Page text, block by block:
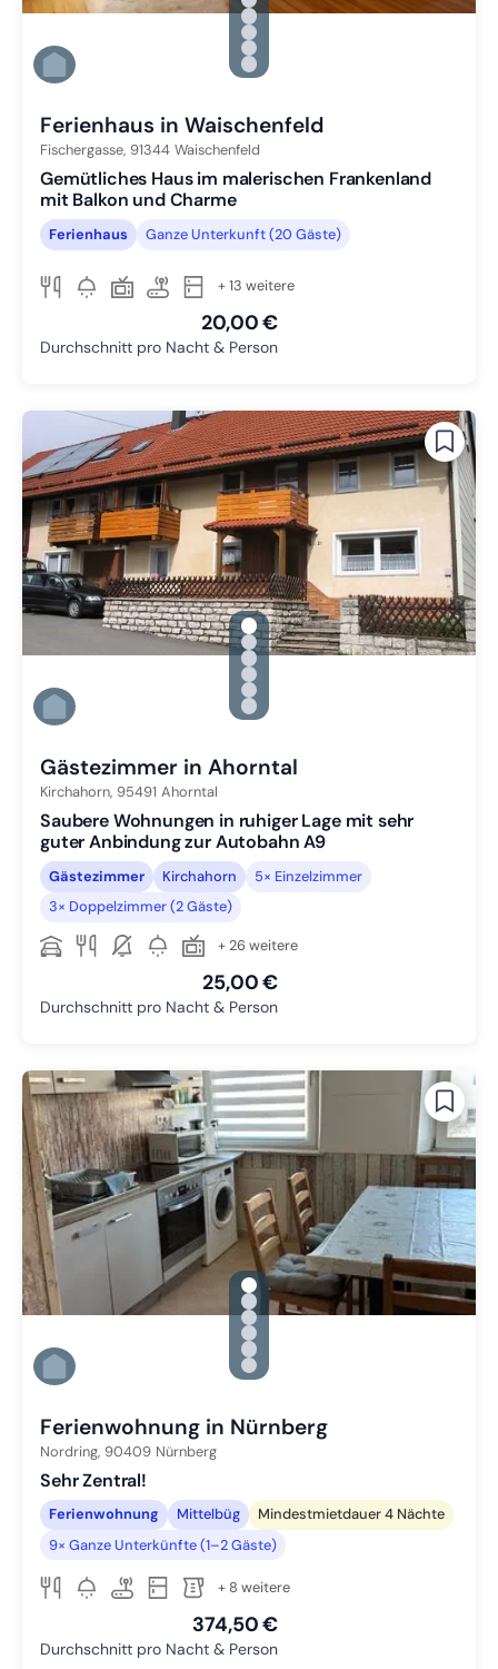
Zu Slide 2 wechseln
Zu Slide 3 wechseln
Zu Slide 4 wechseln
Zu Slide 5 wechseln
Zu Slide 6 wechseln
Ferienhaus in Waischenfeld
Fischergasse, 91344 Waischenfeld
Gemütliches Haus im malerischen Frankenland
mit Balkon und Charme
Ferienhaus Ganze Unterkunft (20 Gäste)
+ 13 weitere
20,00 €
Durchschnitt pro Nacht & Person
gallery.slide_selector
Zu Slide 1 wechseln
Zu Slide 2 wechseln
Zu Slide 3 wechseln
Zu Slide 4 wechseln
Zu Slide 5 wechseln
Zu Slide 6 wechseln
Gästezimmer in Ahorntal
Kirchahorn, 95491 Ahorntal
Saubere Wohnungen in ruhiger Lage mit sehr
guter Anbindung zur Autobahn A9
Gästezimmer Kirchahorn
5× Einzelzimmer
3× Doppelzimmer (2 Gäste)
+ 26 weitere
25,00 €
Durchschnitt pro Nacht & Person
gallery.slide_selector
Zu Slide 1 wechseln
Zu Slide 2 wechseln
Zu Slide 3 wechseln
Zu Slide 4 wechseln
Zu Slide 5 wechseln
Zu Slide 6 wechseln
Ferienwohnung in Nürnberg
Nordring, 90409 Nürnberg
Sehr Zentral!
Ferienwohnung Mittelbüg
Mindestmietdauer 4 Nächte
9× Ganze Unterkünfte (1–2 Gäste)
+ 8 weitere
374,50 €
Durchschnitt pro Nacht & Person